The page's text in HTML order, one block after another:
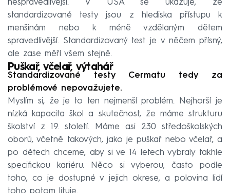
nespravedlivější. V USA se ukazuje, že
standardizované testy jsou z hlediska přístupu k
menšinám nebo k méně vzdělaným dětem
spravedlivější. Standardizovaný test je v něčem přísný,
ale zase měří všem stejně.
Puškař, včelař, výtahář
Standardizované testy Cermatu tedy za
problémové nepovažujete.
Myslím si, že je to ten nejmenší problém. Nejhorší je
nízká kapacita škol a skutečnost, že máme strukturu
školství z 19. století. Máme asi 230 středoškolských
oborů, včetně takových, jako je puškař nebo včelař, a
po dětech chceme, aby si ve 14 letech vybraly takhle
specifickou kariéru. Něco si vyberou, často podle
toho, co je dostupné v jejich okrese, a polovina lidí